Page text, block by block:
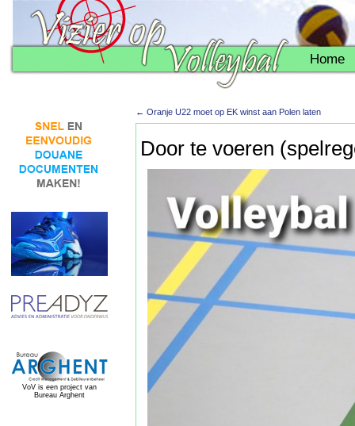
Home
VoV is een project van
Bureau Arghent
← Oranje U22 moet op EK winst aan Polen laten
Door te voeren